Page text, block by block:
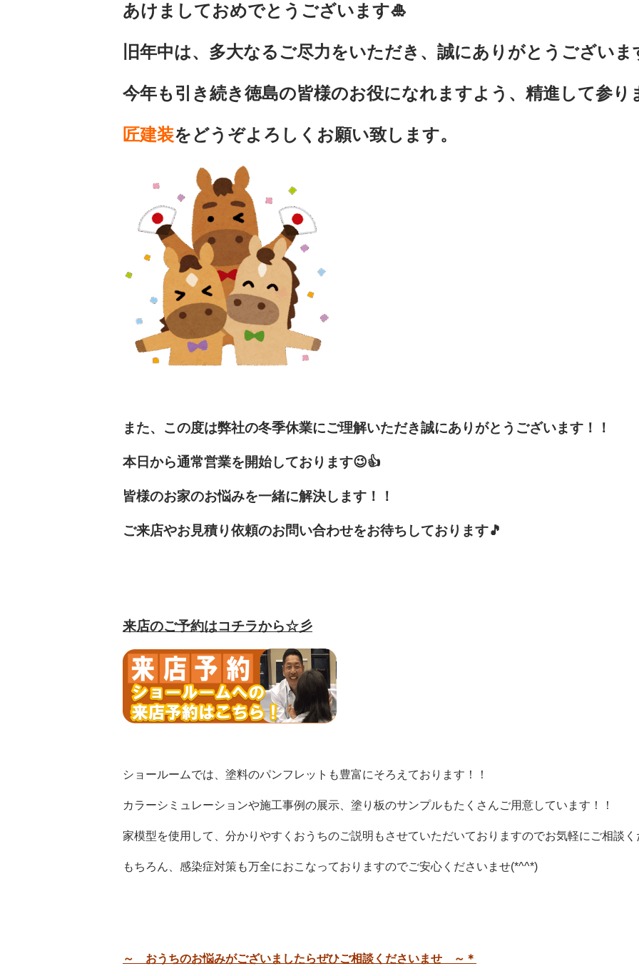
あけましておめでとうございます🎍
旧年中は、多大なるご尽力をいただき、誠にありがとうございま
今年も引き続き徳島の皆様のお役になれますよう、精進して参り
匠建装をどうぞよろしくお願い致します。
また、この度は弊社の冬季休業にご理解いただき誠にありがとうございます！！
本日から通常営業を開始しております😉👍
皆様のお家のお悩みを一緒に解決します！！
ご来店やお見積り依頼のお問い合わせをお待ちしております🎵
来店のご予約はコチラから☆彡
ショールームでは、塗料のパンフレットも豊富にそろえております！！
カラーシミュレーションや施工事例の展示、塗り板のサンプルもたくさんご用意しています！！
家模型を使用して、分かりやすくおうちのご説明もさせていただいておりますのでお気軽にご相談く
もちろん、感染症対策も万全におこなっておりますのでご安心くださいませ(*^^*)
～ おうちのお悩みがございましたらぜひご相談くださいませ ～＊